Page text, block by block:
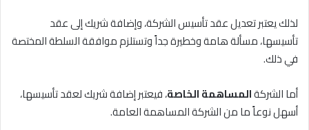
لذلك يعتبر تعديل عقد تأسيس الشركة، وإضافة شريك إلى عقد
تأسيسها، مسألة هامة وخطيرة جداً وتستلزم موافقة السلطة المختصة
في ذلك.
أما الشركةالمساهمة الخاصة، فيعتبر إضافة شريك لعقد تأسيسها،
أسهل نوعاً ما من الشركة المساهمة العامة.